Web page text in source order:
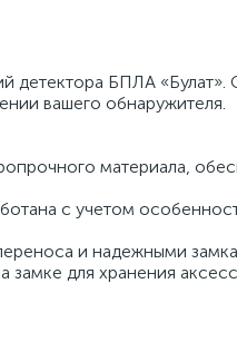
детектора БПЛА «Булат».
вашего обнаружителя.
материала,
с учетом
и надежными
для хранения